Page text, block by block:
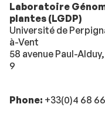
Laboratoire
plantes (LGDP)
Université de
à-Vent
58 avenue Paul-
9
Phone: +33(0)4 68